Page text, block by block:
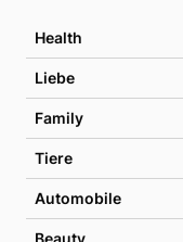
Health
Liebe
Family
Tiere
Automobile
Beauty